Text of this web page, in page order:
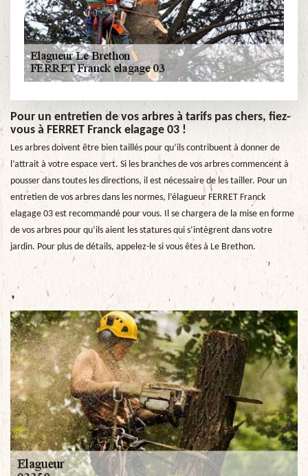
Pour un entretien de vos arbres à tarifs pas chers, fiez-
vous à FERRET Franck elagage 03 !
Les arbres doivent être bien taillés pour qu’ils contribuent à donner de
l’attrait à votre espace vert. Si les branches de vos arbres commencent à
pousser dans toutes les directions, il est nécessaire de les tailler. Pour un
entretien de vos arbres dans les normes, l’élagueur FERRET Franck
elagage 03 est recommandé pour vous. Il se chargera de la mise en forme
de vos arbres pour qu’ils aient les statures qui s’intègrent dans votre
jardin. Pour plus de détails, appelez-le si vous êtes à Le Brethon.